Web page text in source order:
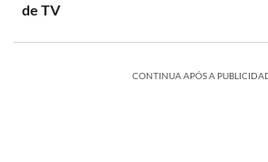
de TV
CONTINUA APÓS A